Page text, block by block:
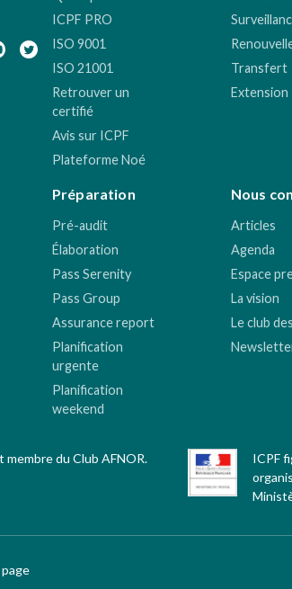
ICPF PRO
ISO 9001
ISO 21001
Retrouver un
certifié
Avis sur ICPF
Plateforme Noé
Transfert
Extension
Préparation
Pré-audit
Élaboration
Pass Serenity
Pass Group
Assurance report
Planification
urgente
Planification
weekend
Nous
Articles
Agenda
Espace
La vision
Le club
membre du Club AFNOR.
ICPF